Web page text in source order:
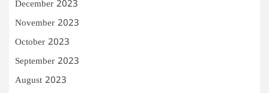
December 2023
November 2023
October 2023
September 2023
August 2023